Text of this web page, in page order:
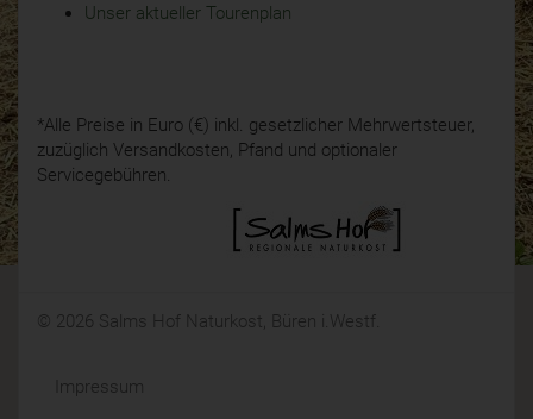
Unser aktueller Tourenplan
*Alle Preise in Euro (€) inkl. gesetzlicher Mehrwertsteuer,
zuzüglich Versandkosten, Pfand und optionaler
Servicegebühren.
© 2026 Salms Hof Naturkost, Büren i.Westf.
Impressum